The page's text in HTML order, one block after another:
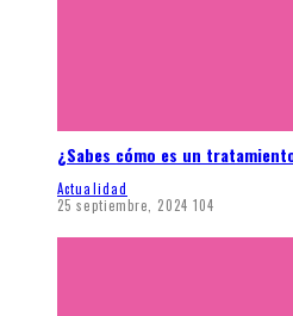
¿Sabes cómo es un
Actualidad
25 septiembre, 2024 104